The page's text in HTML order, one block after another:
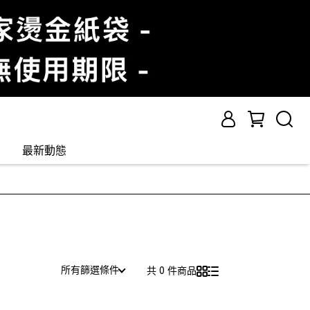
最新動態
所有篩選條件 共 0 件商品